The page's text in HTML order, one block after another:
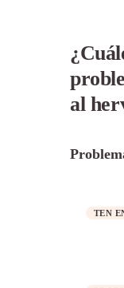
al
TEN
El